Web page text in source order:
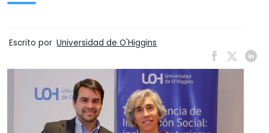
Escrito por Universidad de O'Higgins